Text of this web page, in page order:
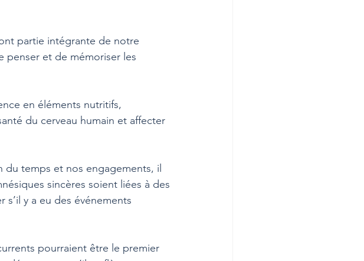
partie intégrante de notre
et de mémoriser les
en éléments nutritifs,
du cerveau humain et affecter
temps et nos engagements, il
sincères soient liées à des
y a eu des événements
pourraient être le premier